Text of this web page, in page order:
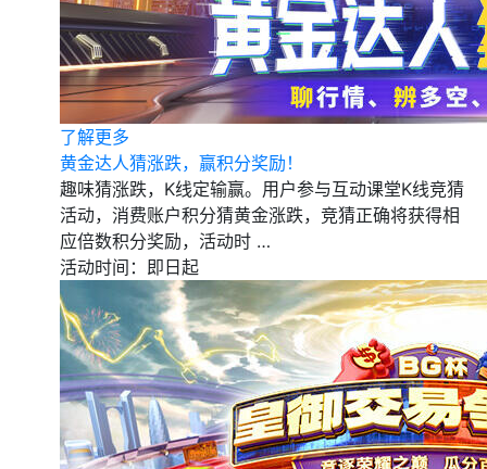
了解更多
黄金达人猜涨跌，赢积分奖励！
趣味猜涨跌，K线定输赢。用户参与互动课堂K线竞猜
活动，消费账户积分猜黄金涨跌，竞猜正确将获得相
应倍数积分奖励，活动时 …
活动时间：即日起